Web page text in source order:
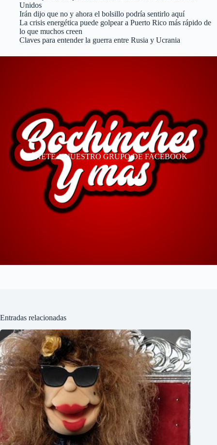
Unidos
Irán dijo que no y ahora el bolsillo podría sentirlo aquí
La crisis energética puede golpear a Puerto Rico más rápido de
lo que muchos creen
Claves para entender la guerra entre Rusia y Ucrania
ÚNETE A NUESTRO GRUPO DE FACEBOOK
Entradas relacionadas